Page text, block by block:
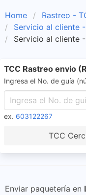
Home Rastreo -
Servicio al cliente
Servicio al cliente
TCC Rastreo envio
Ingresa el No. de guía
ex. 603122267
TCC
Enviar paquetería en